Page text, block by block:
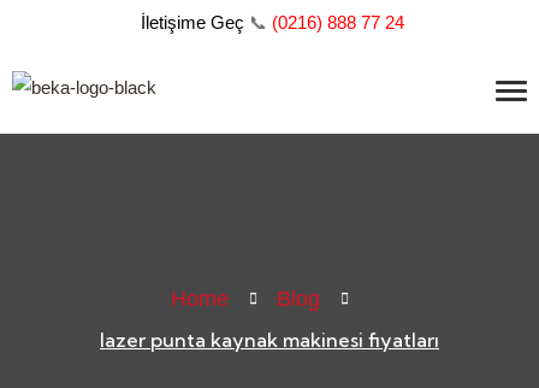
İletişime Geç 📞 (0216) 888 77 24
Home
Blog
lazer punta kaynak makinesi fiyatları